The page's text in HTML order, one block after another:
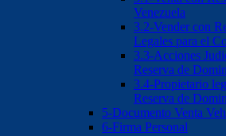
Venezuela
3.2-Vender con
Legales para el
3.3-Acciones
Reserva de
3.4-Propietario
Reserva de
5-Documento Venta
6-Firma Personal